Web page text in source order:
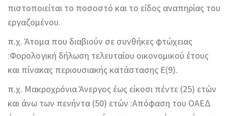
πιστοποιείται το ποσοστό και το είδος αναπηρίας του
εργαζομένου.
π.χ. Άτομα που διαβιούν σε συνθήκες φτώχειας
:Φορολογική δήλωση τελευταίου οικονομικού έτους
και πίνακας περιουσιακής κατάστασης Ε(9).
π.χ. Μακροχρόνια Άνεργος έως είκοσι πέντε (25) ετών
και άνω των πενήντα (50) ετών :Απόφαση του ΟΑΕΔ